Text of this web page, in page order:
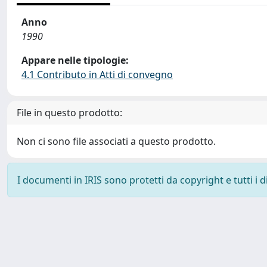
Anno
1990
Appare nelle tipologie:
4.1 Contributo in Atti di convegno
File in questo prodotto:
Non ci sono file associati a questo prodotto.
I documenti in IRIS sono protetti da copyright e tutti i